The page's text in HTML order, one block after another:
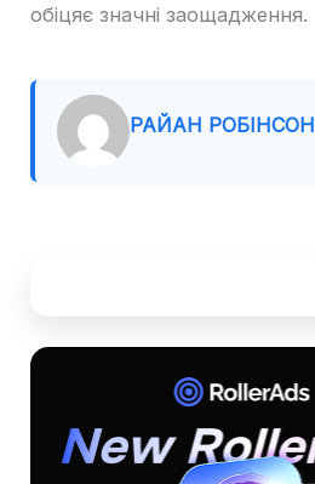
обіцяє значні заощадження.
РАЙАН РОБІНСОН